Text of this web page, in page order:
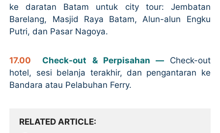
ke daratan Batam untuk city tour: Jembatan
Barelang, Masjid Raya Batam, Alun-alun Engku
Putri, dan Pasar Nagoya.
17.00Check-out & Perpisahan — Check-out
hotel, sesi belanja terakhir, dan pengantaran ke
Bandara atau Pelabuhan Ferry.
RELATED ARTICLE